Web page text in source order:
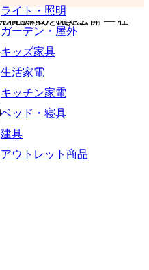
ライト・照明
ガーデン・屋外
キッズ家具
生活家電
キッチン家電
ベッド・寝具
建具
アウトレット商品